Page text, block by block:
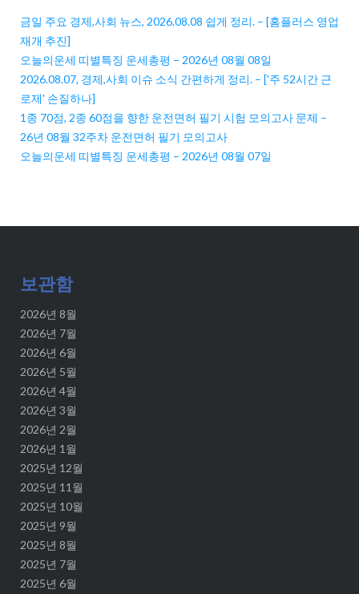
금일 주요 경제,사회 뉴스, 2026.08.08 쉽게 정리. – [홈플러스 영업
재개 추진]
오늘의운세 띠별특징 운세총평 – 2026년 08월 08일
2026.08.07, 경제,사회 이슈 소식 간편하게 정리. – ['주 52시간 근
로제' 손질하나]
1종 70점, 2종 60점을 향한 운전면허 필기 시험 모의고사 문제 –
26년 08월 32주차 운전면허 필기 모의고사
오늘의운세 띠별특징 운세총평 – 2026년 08월 07일
보관함
2026년 8월
2026년 7월
2026년 6월
2026년 5월
2026년 4월
2026년 3월
2026년 2월
2026년 1월
2025년 12월
2025년 11월
2025년 10월
2025년 9월
2025년 8월
2025년 7월
2025년 6월